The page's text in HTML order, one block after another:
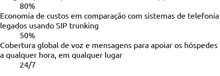
80%
Economia de custos em comparação com sistemas de telefonia
legados usando SIP trunking
50%
Cobertura global de voz e mensagens para apoiar os hóspedes
a qualquer hora, em qualquer lugar
24/7